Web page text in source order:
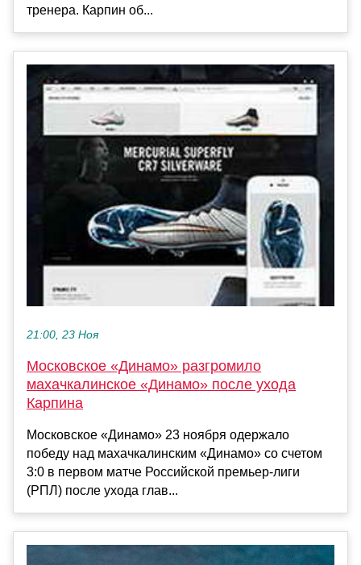
тренера. Карпин об...
21:00, 23 Ноя
Московское «Динамо» разгромило
махачкалинское «Динамо» после ухода
Карпина
Московское «Динамо» 23 ноября одержало
победу над махачкалинским «Динамо» со счетом
3:0 в первом матче Российской премьер-лиги
(РПЛ) после ухода глав...